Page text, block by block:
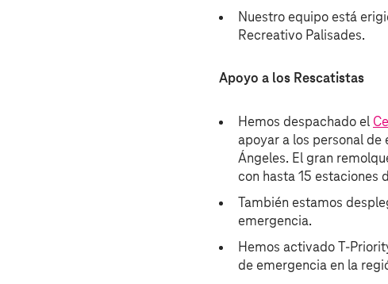
Nuestro equipo está
Recreativo Palisades.
Apoyo a los Rescatistas
Hemos despachado el
apoyar a los personal
Ángeles. El gran
con hasta 15 estaciones
También estamos
emergencia.
Hemos activado T-
de emergencia en la